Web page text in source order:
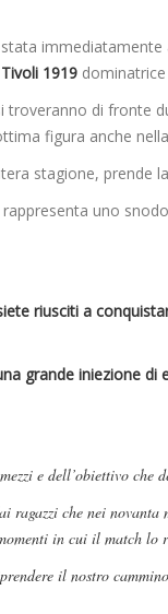
immediatamente
Tivoli 1919
troveranno di fronte
figura anche
stagione, prende
uno
riusciti a
grande iniezione di
e dell’obiettivo che
ragazzi che nei novanta
in cui il match lo
il nostro